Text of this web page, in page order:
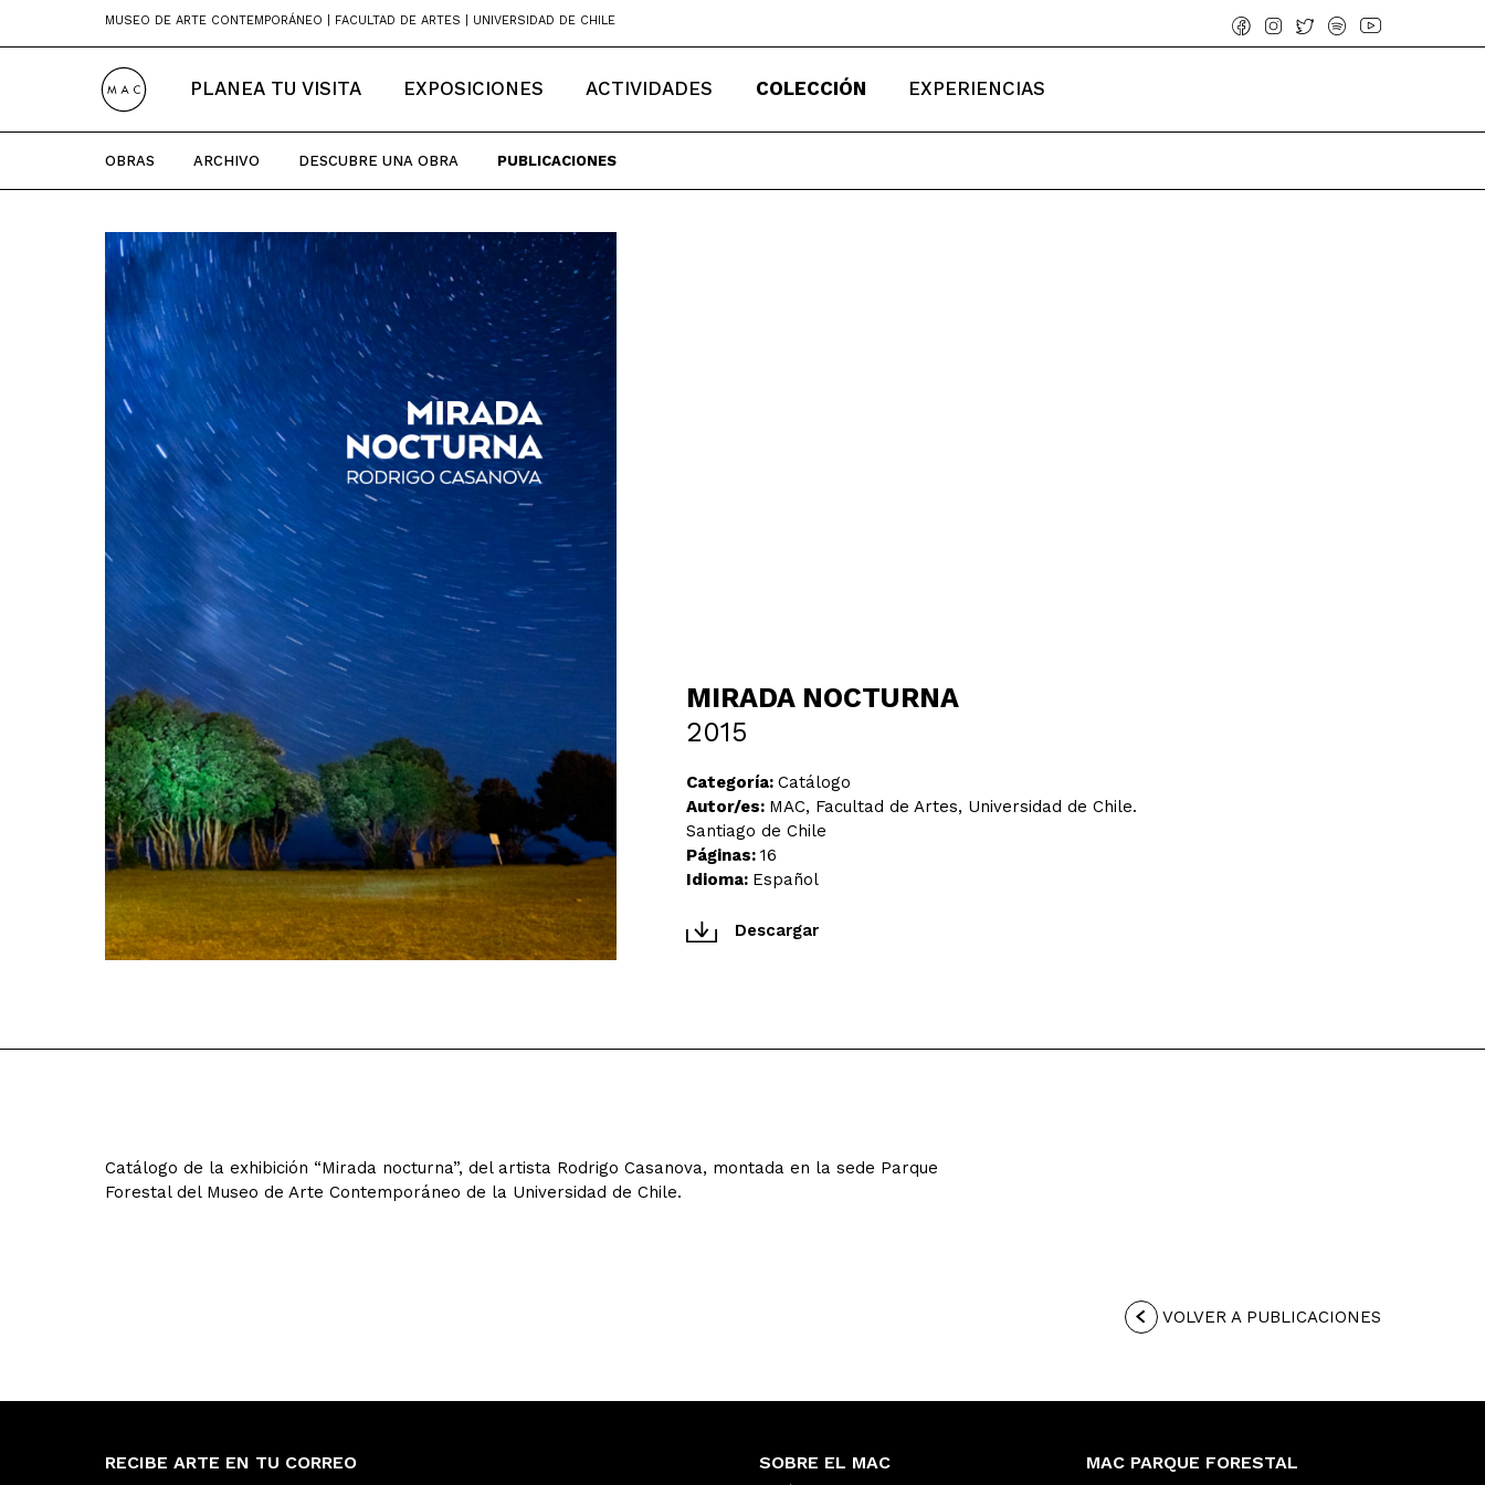
MUSEO DE ARTE CONTEMPORÁNEO | FACULTAD DE ARTES | UNIVERSIDAD DE CHILE
PLANEA TU VISITA EXPOSICIONES ACTIVIDADES COLECCIÓN EXPERIENCIAS
OBRAS ARCHIVO DESCUBRE UNA OBRA PUBLICACIONES
MIRADA NOCTURNA
2015
Categoría:Catálogo
Autor/es: MAC, Facultad de Artes, Universidad de Chile.
Santiago de Chile
Páginas:16
Idioma: Español
Descargar
Catálogo de la exhibición “Mirada nocturna”, del artista Rodrigo Casanova, montada en la sede Parque
Forestal del Museo de Arte Contemporáneo de la Universidad de Chile.
VOLVER A PUBLICACIONES
RECIBE ARTE EN TU CORREO SOBRE EL MAC MAC PARQUE FORESTAL